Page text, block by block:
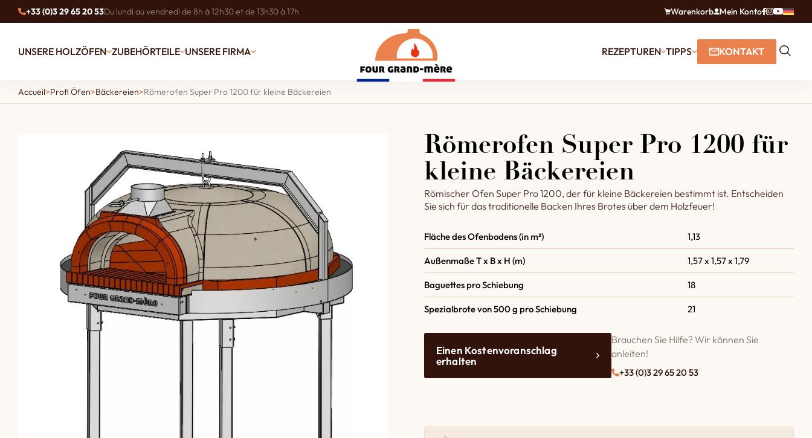
+33 (0)3 29 65 20 53Du lundi au vendredi de 8h à 12h30 et de 13h30 à 17h Warenkorb Mein Konto
UNSERE HOLZÖFEN ZUBEHÖRTEILE UNSERE FIRMA REZEPTUREN TIPPS KONTAKT
Accueil>Profi Öfen>Bäckereien>Römerofen Super Pro 1200 für kleine Bäckereien
Römerofen Super Pro 1200 für
kleine Bäckereien
Römischer Ofen Super Pro 1200, der für kleine Bäckereien bestimmt ist. Entscheiden
Sie sich für das traditionelle Backen Ihres Brotes über dem Holzfeuer!
Fläche des Ofenbodens (in m²) 1,13
Außenmaße T x B x H (m) 1,57 x 1,57 x 1,79
Baguettes pro Schiebung 18
Spezialbrote von 500 g pro Schiebung 21
Einen Kostenvoranschlag
erhalten
Brauchen Sie Hilfe? Wir können Sie
anleiten!
+33 (0)3 29 65 20 53